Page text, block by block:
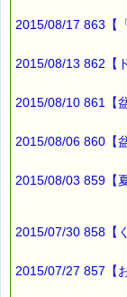
番組の
ホームページには
登場人物の一人
掲載されていま
最後まで読んでい
お客様からのご投
■メルマガ読者だけ
2015/08/17 863【
2015/08/13 862【
2015/08/10 861【
2015/08/06 860【
2015/08/03 859【
2015/07/30 858【
2015/07/27 857【